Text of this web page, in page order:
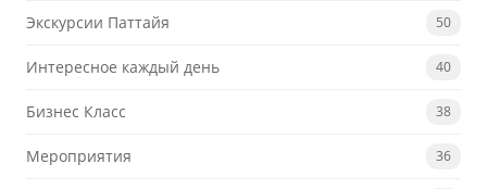
Экскурсии Паттайя 50
Интересное каждый день 40
Бизнес Класс 38
Мероприятия 36